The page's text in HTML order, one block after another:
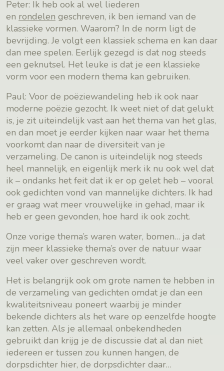
Peter: Ik heb ook al wel liederen
en rondelen geschreven, ik ben iemand van de
klassieke vormen. Waarom? In de norm ligt de
bevrijding. Je volgt een klassiek schema en kan daar
dan mee spelen. Eerlijk gezegd is dat nog steeds
een geknutsel. Het leuke is dat je een klassieke
vorm voor een modern thema kan gebruiken.
Paul: Voor de poëziewandeling heb ik ook naar
moderne poëzie gezocht. Ik weet niet of dat gelukt
is, je zit uiteindelijk vast aan het thema van het glas,
en dan moet je eerder kijken naar waar het thema
voorkomt dan naar de diversiteit van je
verzameling. De canon is uiteindelijk nog steeds
heel mannelijk, en eigenlijk merk ik nu ook wel dat
ik – ondanks het feit dat ik er op gelet heb – vooral
ook gedichten vond van mannelijke dichters. Ik had
er graag wat meer vrouwelijke in gehad, maar ik
heb er geen gevonden, hoe hard ik ook zocht.
Onze vorige thema’s waren water, bomen… ja dat
zijn meer klassieke thema’s over de natuur waar
veel vaker over geschreven wordt.
Het is belangrijk ook om grote namen te hebben in
de verzameling van gedichten omdat je dan een
kwaliteitsniveau poneert waarbij je minder
bekende dichters als het ware op eenzelfde hoogte
kan zetten. Als je allemaal onbekendheden
gebruikt dan krijg je de discussie dat al dan niet
iedereen er tussen zou kunnen hangen, de
dorpsdichter hier, de dorpsdichter daar…